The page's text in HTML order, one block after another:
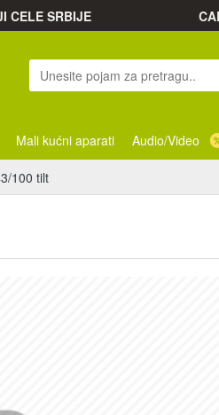
CELE SRBIJE
Mali kućni aparati Audio/Video
100 tilt